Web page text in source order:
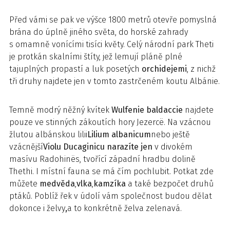
Před vámi se pak ve výšce 1800 metrů otevře pomyslná
brána do úplně jiného světa, do horské zahrady
s omamně vonícími tisíci květy. Celý národní park Theti
je protkán skalními štíty, jež lemují pláně plné
tajuplných propastí a luk posetých orchidejemi, z nichž
tři druhy najdete jen v tomto zastrčeném koutu Albánie.
Temně modrý něžný kvítek Wulfenie baldaccie najdete
pouze ve stinných zákoutích hory Jezercë. Na vzácnou
žlutou albánskou liliiLilium albanicumnebo ještě
vzácnějšíViolu Ducaginicu narazíte jen v divokém
masívu Radohinës, tvořící západní hradbu dolině
Thethi. I místní fauna se má čím pochlubit. Potkat zde
můžete medvěda,vlka,kamzíka a také bezpočet druhů
ptáků. Poblíž řek v údolí vám společnost budou dělat
dokonce i želvy,a to konkrétně želva zelenavá.